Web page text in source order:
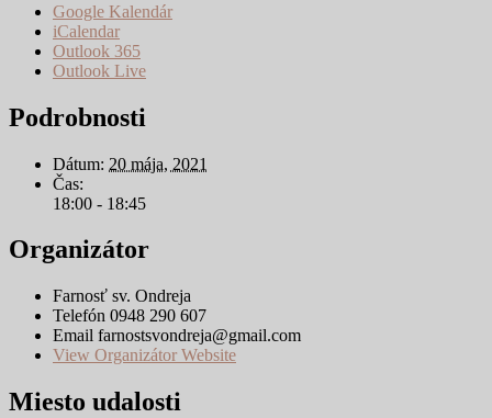
Google Kalendár
iCalendar
Outlook 365
Outlook Live
Podrobnosti
Dátum: 20 mája, 2021
Čas:
18:00 - 18:45
Organizátor
Farnosť sv. Ondreja
Telefón 0948 290 607
Email farnostsvondreja@gmail.com
View Organizátor Website
Miesto udalosti